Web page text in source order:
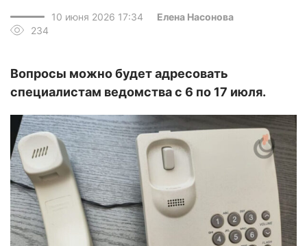
10 июня 2026 17:34
Елена Насонова
234
Вопросы можно будет адресовать
специалистам ведомства с 6 по 17 июля.